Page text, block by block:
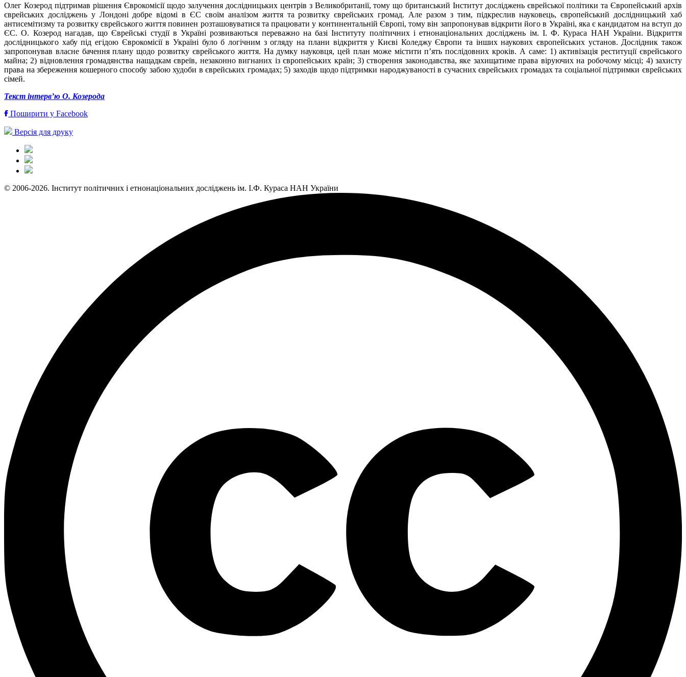
Олег Козерод підтримав рішення Єврокомісії щодо залучення дослідницьких центрів з Великобританії, тому що британський Інститут досліджень єврейської політики та Європейський архів
єврейських досліджень у Лондоні добре відомі в ЄС своїм аналізом життя та розвитку єврейських громад. Але разом з тим, підкреслив науковець, європейський дослідницький хаб
антисемітизму та розвитку єврейського життя повинен розташовуватися та працювати у континентальній Європі, тому він запропонував відкрити його в Україні, яка є кандидатом на вступ до
ЄС. О. Козерод нагадав, що Єврейські студії в Україні розвиваються переважно на базі Інституту політичних і етнонаціональних досліджень ім. І. Ф. Кураса НАН України. Відкриття
дослідницького хабу під егідою Єврокомісії в Україні було б логічним з огляду на плани відкриття у Києві Коледжу Європи та інших наукових європейських установ. Дослідник також
запропонував власне бачення плану щодо розвитку єврейського життя. На думку науковця, цей план може містити п’ять послідовних кроків. А саме: 1) активізація реституції єврейського
майна; 2) відновлення громадянства нащадкам євреїв, незаконно вигнаних із європейських країн; 3) створення законодавства, яке захищатиме права віруючих на робочому місці; 4) захисту
права на збереження кошерного способу забою худоби в єврейських громадах; 5) заходів щодо підтримки народжуваності в сучасних єврейських громадах та соціальної підтримки єврейських
сімей.
Текст інтерв’ю О. Козерода
Поширити у Facebook
Версія для друку
© 2006-2026. Інститут політичних і етнонаціональних досліджень ім. І.Ф. Кураса НАН України